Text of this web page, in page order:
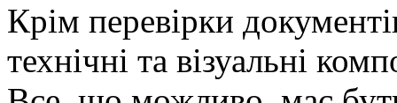
Крім перевірки
технічні та візуальні